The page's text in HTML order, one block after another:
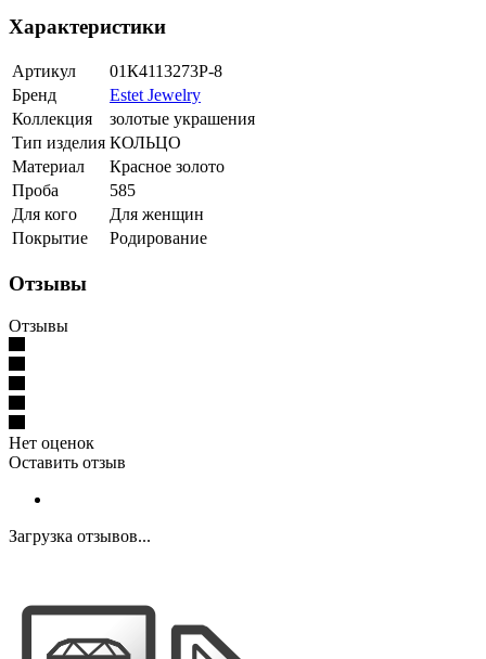
Характеристики
Артикул
01К4113273Р-8
Бренд
Estet Jewelry
Коллекция
золотые украшения
Тип изделия КОЛЬЦО
Материал
Красное золото
Проба
585
Для кого
Для женщин
Покрытие
Родирование
Отзывы
Отзывы
Нет оценок
Оставить отзыв
Загрузка отзывов...